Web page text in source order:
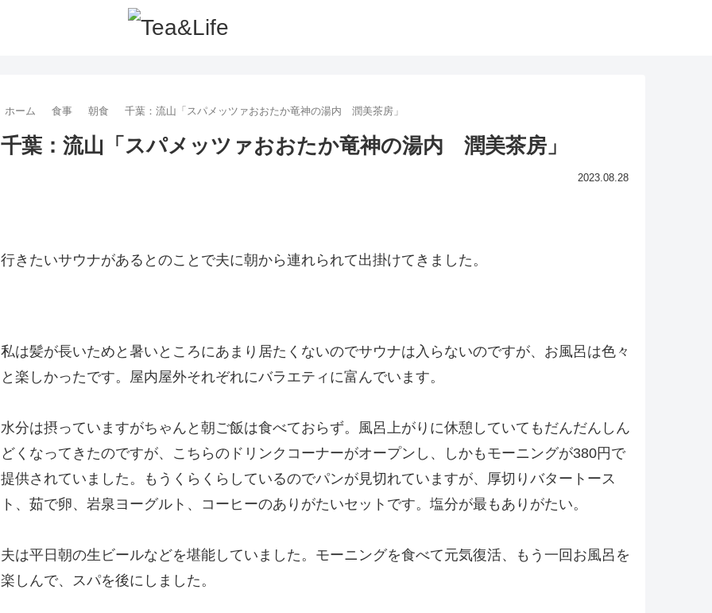
ホーム 食事 朝食 千葉：流山「スパメッツァおおたか竜神の湯内 潤美茶房」
千葉：流山「スパメッツァおおたか竜神の湯内 潤美茶房」
2023.08.28
行きたいサウナがあるとのことで夫に朝から連れられて出掛けてきました。
私は髪が長いためと暑いところにあまり居たくないのでサウナは入らないのですが、お風呂は色々
と楽しかったです。屋内屋外それぞれにバラエティに富んでいます。
水分は摂っていますがちゃんと朝ご飯は食べておらず。風呂上がりに休憩していてもだんだんしん
どくなってきたのですが、こちらのドリンクコーナーがオープンし、しかもモーニングが380円で
提供されていました。もうくらくらしているのでパンが見切れていますが、厚切りバタートース
ト、茹で卵、岩泉ヨーグルト、コーヒーのありがたいセットです。塩分が最もありがたい。
夫は平日朝の生ビールなどを堪能していました。モーニングを食べて元気復活、もう一回お風呂を
楽しんで、スパを後にしました。